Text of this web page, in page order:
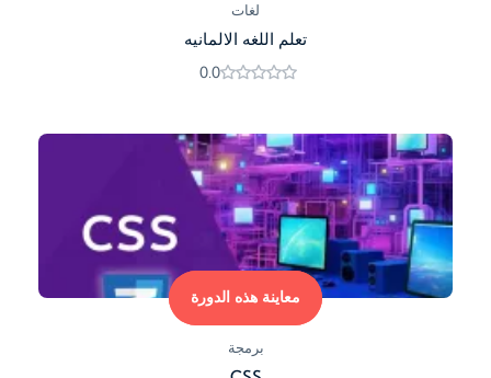
لغات
تعلم اللغه الالمانيه
0.0
معاينة هذه الدورة
برمجة